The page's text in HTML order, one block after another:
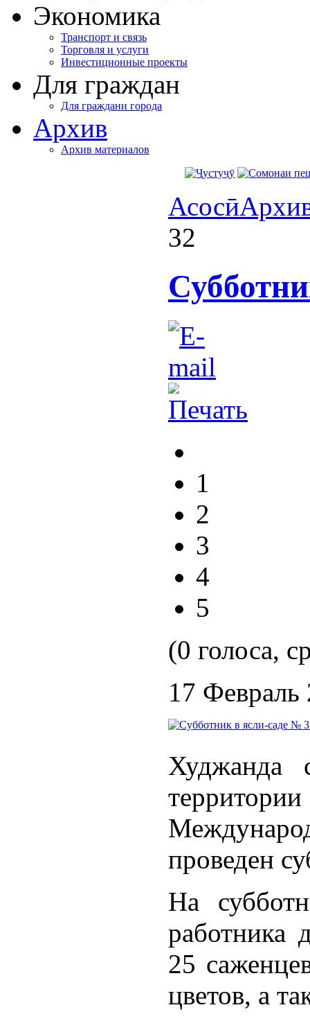
Экономика
Транспорт и связь
Торговля и услуги
Инвестиционные проекты
Для граждан
Для граждани города
Архив
Архив материалов
Асосӣ
32
1
2
3
4
5
(0 голоса,
17 Февраль
Худжанда
проведен
На
работника
25
цветов, а